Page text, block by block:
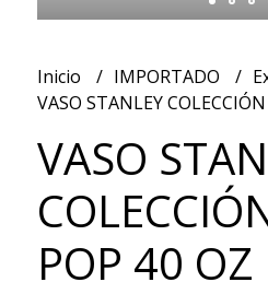
Inicio IMPORTADO
VASO STANLEY
VASO
POP 40 OZ